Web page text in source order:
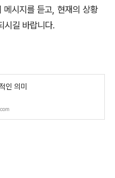
메시지를 듣고, 현재의 상황
시길 바랍니다.
인 의미